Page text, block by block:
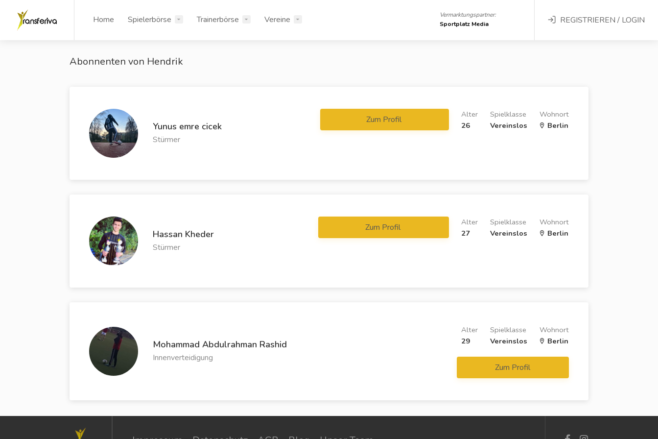
Home Spielerbörse Trainerbörse Vereine
Vermarktungspartner:
Sportplatz Media
REGISTRIEREN / LOGIN
Abonnenten von Hendrik
Yunus emre cicek
Stürmer
Wohnort
Berlin
Spielklasse
Vereinslos
Alter
26
Zum Profil
Hassan Kheder
Stürmer
Wohnort
Berlin
Spielklasse
Vereinslos
Alter
27
Zum Profil
Mohammad ‎Abdulrahman ‎Rashid ‎
Innenverteidigung
Wohnort
Berlin
Spielklasse
Vereinslos
Alter
29
Zum Profil